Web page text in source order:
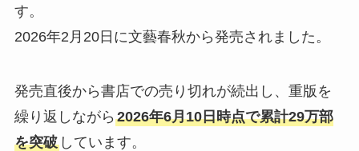
す。
2026年2月20日に文藝春秋から発売されました。
発売直後から書店での売り切れが続出し、重版を
繰り返しながら 2026年6月10日時点で累計29万部
を突破しています。